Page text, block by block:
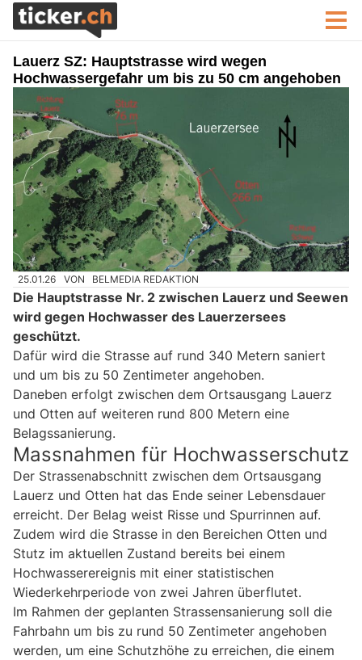
Lauerz SZ: Hauptstrasse wird wegen
Hochwassergefahr um bis zu 50 cm angehoben
25.01.26 VON BELMEDIA REDAKTION
Die Hauptstrasse Nr. 2 zwischen Lauerz und Seewen
wird gegen Hochwasser des Lauerzersees
geschützt.
Dafür wird die Strasse auf rund 340 Metern saniert
und um bis zu 50 Zentimeter angehoben.
Daneben erfolgt zwischen dem Ortsausgang Lauerz
und Otten auf weiteren rund 800 Metern eine
Belagssanierung.
Massnahmen für Hochwasserschutz
Der Strassenabschnitt zwischen dem Ortsausgang
Lauerz und Otten hat das Ende seiner Lebensdauer
erreicht. Der Belag weist Risse und Spurrinnen auf.
Zudem wird die Strasse in den Bereichen Otten und
Stutz im aktuellen Zustand bereits bei einem
Hochwasserereignis mit einer statistischen
Wiederkehrperiode von zwei Jahren überflutet.
Im Rahmen der geplanten Strassensanierung soll die
Fahrbahn um bis zu rund 50 Zentimeter angehoben
werden, um eine Schutzhöhe zu erreichen, die einem